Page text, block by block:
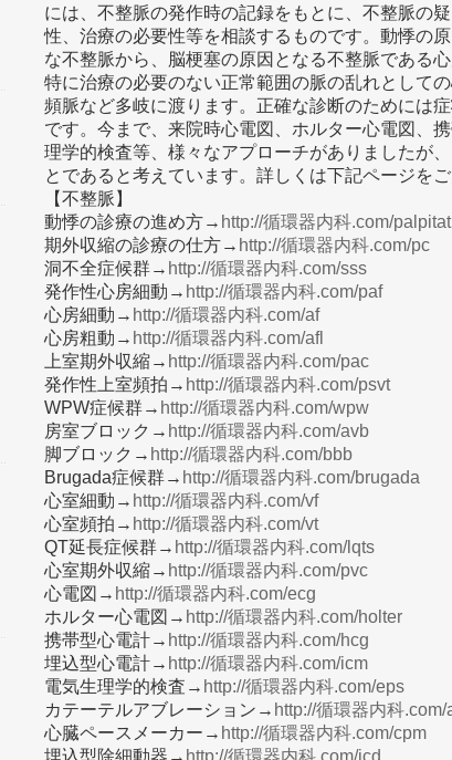
には、不整脈の発作時の記録をもとに、不整脈の
性、治療の必要性等を相談するものです。動悸の
な不整脈から、脳梗塞の原因となる不整脈である
特に治療の必要のない正常範囲の脈の乱れとして
頻脈など多岐に渡ります。正確な診断のためには
です。今まで、来院時心電図、ホルター心電図、
理学的検査等、様々なアプローチがありましたが
とであると考えています。詳しくは下記ページを
【不整脈】
動悸の診療の進め方→ http://循環器内科.com/
期外収縮の診療の仕方→ http://循環器内科.com/pc
洞不全症候群→ http://循環器内科.com/sss
発作性心房細動→ http://循環器内科.com/paf
心房細動→ http://循環器内科.com/af
心房粗動→ http://循環器内科.com/afl
上室期外収縮→ http://循環器内科.com/pac
発作性上室頻拍→ http://循環器内科.com/psvt
WPW症候群→ http://循環器内科.com/wpw
房室ブロック→ http://循環器内科.com/avb
脚ブロック→ http://循環器内科.com/bbb
Brugada症候群→ http://循環器内科.com/brugada
心室細動→ http://循環器内科.com/vf
心室頻拍→ http://循環器内科.com/vt
QT延長症候群→ http://循環器内科.com/lqts
心室期外収縮→ http://循環器内科.com/pvc
心電図→ http://循環器内科.com/ecg
ホルター心電図→ http://循環器内科.com/holter
携帯型心電計→ http://循環器内科.com/hcg
埋込型心電計→ http://循環器内科.com/icm
電気生理学的検査→ http://循環器内科.com/eps
カテーテルアブレーション→ http://循環器内科.com/
心臓ペースメーカー→ http://循環器内科.com/cpm
埋込型除細動器→ http://循環器内科.com/icd